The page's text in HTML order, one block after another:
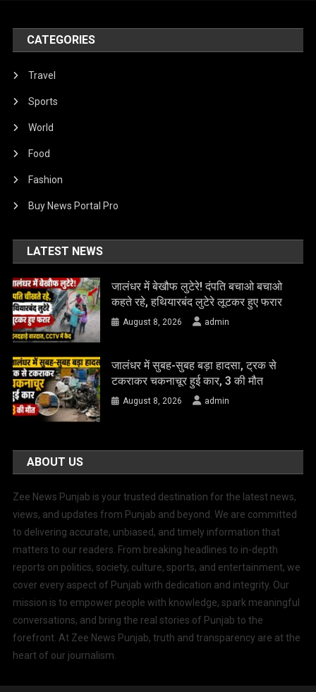
CATEGORIES
Travel
Sports
World
Food
Fashion
Buy News Portal Pro
LATEST NEWS
जालंधर में बेखौफ लुटेरे! दंपति बचाओ बचाओ
कहते रहे, हथियारबंद लुटेरे लूटकर हुए फरार
August 8, 2026 admin
जालंधर में सुबह-सुबह बड़ा हादसा, ट्रक से
टकराकर चकनाचूर हुई कार, 3 की मौत
August 8, 2026 admin
ABOUT US
Zee News Punjab is your trusted destination for the latest news,
views, and updates from Punjab and beyond. We are committed
to delivering accurate, unbiased, and timely information that
matters to our readers. From breaking headlines to in-depth
reports on politics, society, culture, sports, and entertainment, we
cover every aspect of Punjab with dedication and integrity. Our
mission is to empower people with knowledge, spark meaningful
conversations, and bring the real stories of Punjab to the
forefront. At Zee News Punjab, truth and transparency are at the
heart of our journalism.